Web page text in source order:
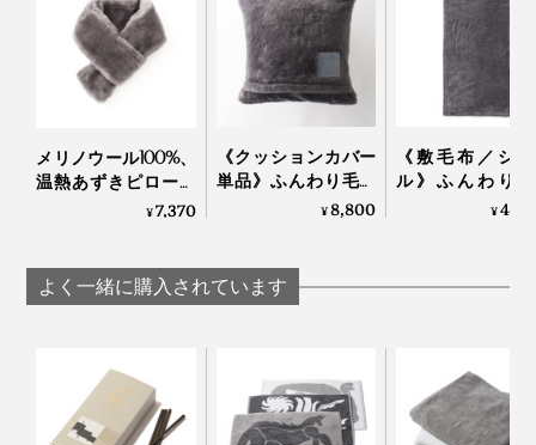
1色で描いたようには見えない、味わい深いグレーは、
やかな陰影が生まれています。
自然のやさしさ、暖かさに包まれて、いつでも、心地よ
ださい。
メリノウール100%、
温熱あずきピロー付
き「ボアマフラー」
¥7,370
《クッションカバー
単品》ふんわり毛足
2cmのメリノウール
ションカバー」｜
LOOM & SPOOL ル
¥8,800
《敷毛布／シ
ル》ふんわり
1.7cmのメリノ
¥
よく一緒に購入されています